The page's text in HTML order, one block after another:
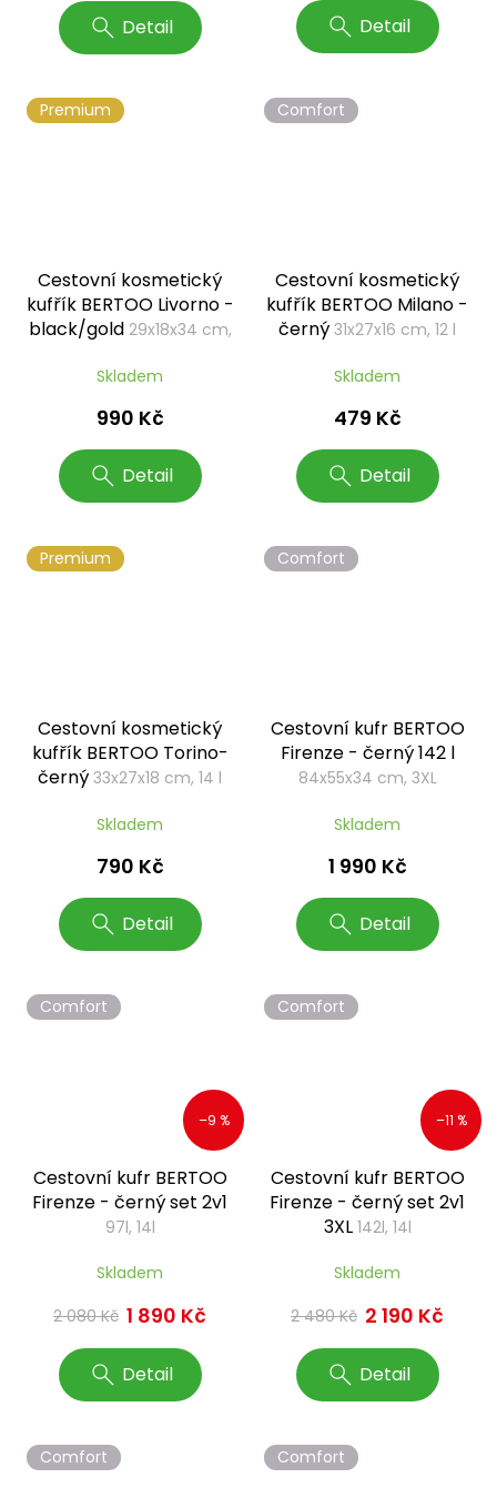
Detail Detail
Premium
Cestovní kosmetický
kufřík BERTOO Livorno -
black/gold 29x18x34 cm,
Skladem
990 Kč
Detail
Comfort
Cestovní kosmetický
kufřík BERTOO Milano -
černý 31x27x16 cm, 12 l
Skladem
479 Kč
Detail
Premium
Cestovní kosmetický
kufřík BERTOO Torino-
černý 33x27x18 cm, 14 l
Skladem
790 Kč
Detail
Comfort
Cestovní kufr BERTOO
Firenze - černý 142 l
84x55x34 cm, 3XL
Skladem
1 990 Kč
Detail
Comfort
–9 %
Cestovní kufr BERTOO
Firenze - černý set 2v1
97l, 14l
Skladem
2 080 Kč 1 890 Kč
Detail
Comfort
–11 %
Cestovní kufr BERTOO
Firenze - černý set 2v1
3XL 142l, 14l
Skladem
2 480 Kč 2 190 Kč
Detail
Comfort Comfort